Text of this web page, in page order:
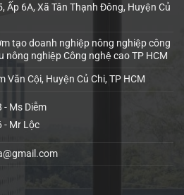
Ấp 6A, Xã Tân Thạnh Đông, Huyện Củ
tạo doanh nghiệp nông nghiệp công
nông nghiệp Công nghệ cao TP HCM
Văn Cội, Huyện Củ Chi, TP HCM
- Ms Diễm
- Mr Lộc